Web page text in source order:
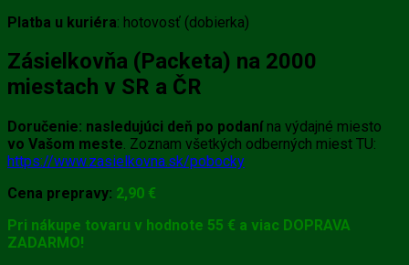
Platba u kuriéra: hotovosť (dobierka)
Zásielkovňa (Packeta) na 2000
miestach v SR a ČR
Doručenie: nasledujúci deň po podanína výdajné miesto
vo Vašom meste. Zoznam všetkých odberných miest TU:
https://www.zasielkovna.sk/pobocky
Cena prepravy: 2,90 €
Pri nákupe tovaru v hodnote 55 € a viac DOPRAVA
ZADARMO!